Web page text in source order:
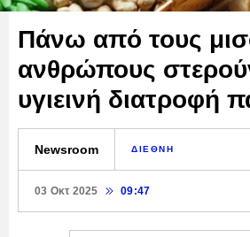
Πάνω από τους
ανθρώπους
υγιεινή διατροφή
Newsroom ΔΙΕΘΝΗ
03 Οκτ 2025 09:47